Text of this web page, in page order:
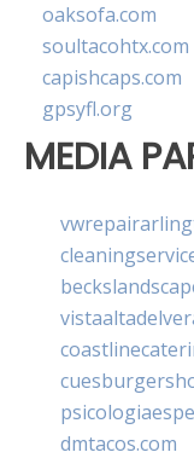
oaksofa.com
soultacohtx.com
capishcaps.com
gpsyfl.org
MEDIA
dmtacos.com